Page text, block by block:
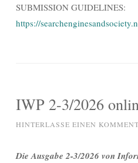
SUBMISSION GUIDELINES:
https://
IWP 2-3/2026
HINTERLASSE EINEN
Die Ausgabe 2-3/2026 von